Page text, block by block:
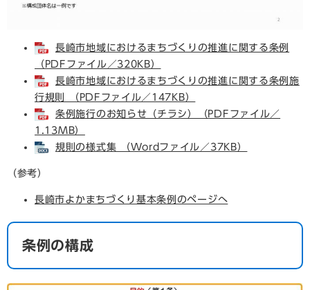
長崎市地域におけるまちづくりの推進に関する条例
（PDFファイル／320KB）
長崎市地域におけるまちづくりの推進に関する条例施
行規則 （PDFファイル／147KB）
条例施行のお知らせ（チラシ）（PDFファイル／
1.13MB）
規則の様式集 （Wordファイル／37KB）
（参考）
長崎市よかまちづくり基本条例のページへ
条例の構成